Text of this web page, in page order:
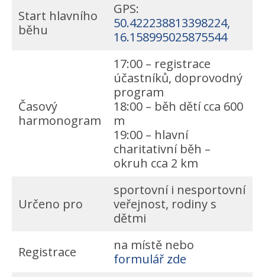
Start hlavního
běhu
GPS:
50.422238813398224,
16.158995025875544
Časový
harmonogram
17:00 – registrace
účastníků, doprovodný
program
18:00 – běh dětí cca 600
m
19:00 – hlavní
charitativní běh –
okruh cca 2 km
Určeno pro
sportovní i nesportovní
veřejnost, rodiny s
dětmi
Registrace
na místě nebo
formulář zde